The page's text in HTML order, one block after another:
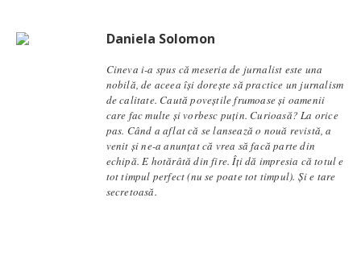
Daniela Solomon
Cineva i-a spus că meseria de jurnalist este una
nobilă, de aceea își dorește să practice un jurnalism
de calitate. Caută poveștile frumoase și oamenii
care fac multe și vorbesc puțin. Curioasă? La orice
pas. Când a aflat că se lansează o nouă revistă, a
venit și ne-a anunțat că vrea să facă parte din
echipă. E hotărâtă din fire. Îți dă impresia că totul e
tot timpul perfect (nu se poate tot timpul). Și e tare
secretoasă.